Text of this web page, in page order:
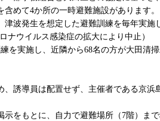
めて4か所の一時避難施設があります。
波発生を想定した避難訓練を毎年実施
ナウイルス感染症の拡大により中止）
を実施し、近隣から68名の方が大田清
、誘導員は配置せず、主催者である京浜
をもとに、自力で避難場所（7階）まで